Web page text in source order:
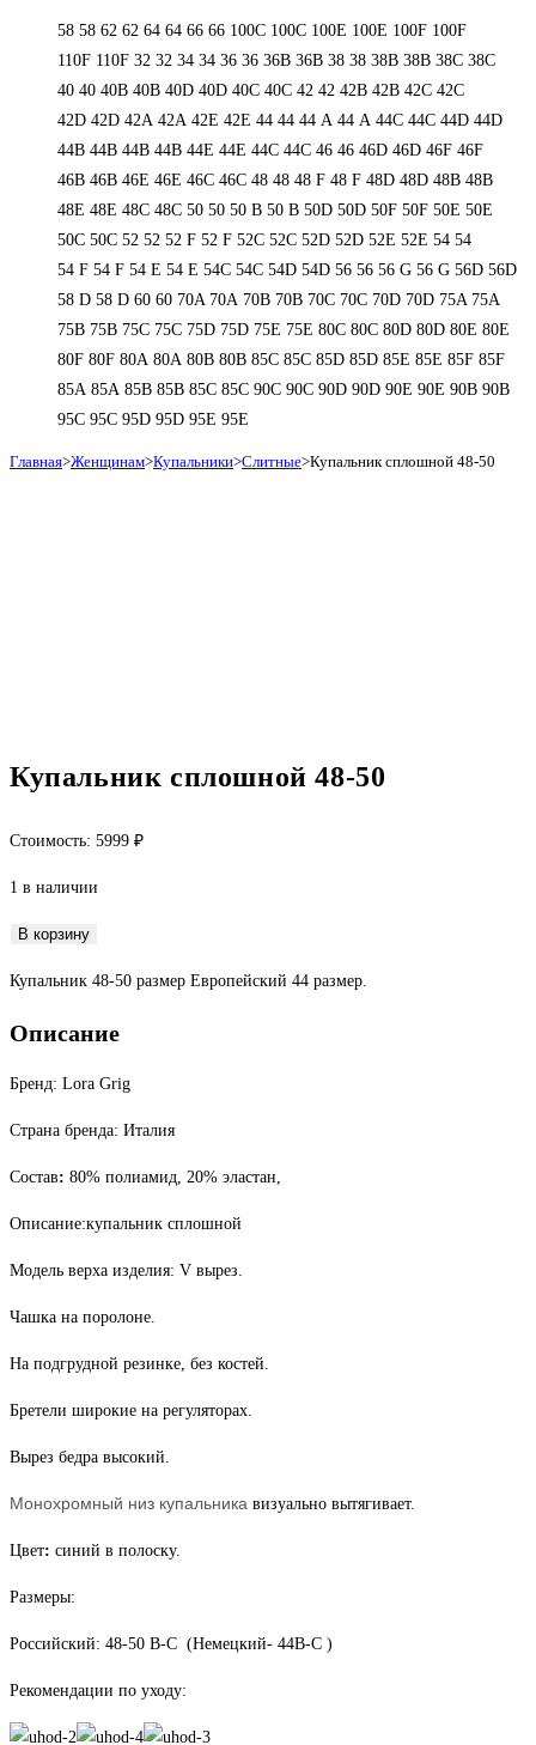
58 58 62 62 64 64 66 66 100C 100C 100E 100E 100F 100F
110F 110F 32 32 34 34 36 36 36B 36B 38 38 38B 38B 38С 38С
40 40 40B 40B 40D 40D 40С 40С 42 42 42B 42B 42C 42C
42D 42D 42А 42А 42Е 42Е 44 44 44 А 44 А 44C 44C 44D 44D
44В 44В 44В 44В 44Е 44Е 44С 44С 46 46 46D 46D 46F 46F
46В 46В 46Е 46Е 46С 46С 48 48 48 F 48 F 48D 48D 48В 48В
48Е 48Е 48С 48С 50 50 50 B 50 B 50D 50D 50F 50F 50Е 50Е
50С 50С 52 52 52 F 52 F 52C 52C 52D 52D 52E 52E 54 54
54 F 54 F 54 Е 54 Е 54C 54C 54D 54D 56 56 56 G 56 G 56D 56D
58 D 58 D 60 60 70A 70A 70B 70B 70C 70C 70D 70D 75A 75A
75B 75B 75C 75C 75D 75D 75E 75E 80C 80C 80D 80D 80E 80E
80F 80F 80А 80А 80В 80В 85C 85C 85D 85D 85E 85E 85F 85F
85А 85А 85В 85В 85С 85С 90C 90C 90D 90D 90E 90E 90В 90В
95C 95C 95D 95D 95E 95E
Главная>Женщинам>Купальники>Слитные>Купальник сплошной 48-50
Купальник сплошной 48-50
Стоимость: 5999 ₽
1 в наличии
Количество
Купальник
сплошной
50
В корзину
Купальник 48-50 размер Европейский 44 размер.
Описание
Бренд: Lora Grig
Страна бренда: Италия
Состав: 80% полиамид, 20% эластан,
Описание:купальник сплошной
Модель верха изделия: V вырез.
Чашка на поролоне.
На подгрудной резинке, без костей.
Бретели широкие на регуляторах.
Вырез бедра высокий.
Монохромный низ купальника визуально вытягивает.
Цвет: синий в полоску.
Размеры:
Российский: 48-50 В-С (Немецкий- 44В-С )
Рекомендации по уходу: